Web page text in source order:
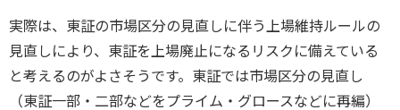
実際は、東証の市場区分の見直しに伴う上場維持ルールの
見直しにより、東証を上場廃止になるリスクに備えている
と考えるのがよさそうです。東証では市場区分の見直し
（東証一部・二部などをプライム・グロースなどに再編）